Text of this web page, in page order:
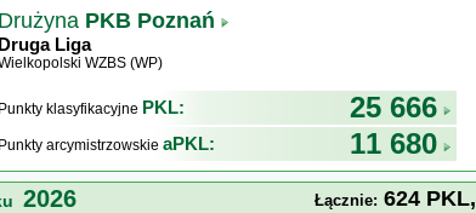
Drużyna PKB Poznań
Druga Liga
WZBS (WP)
Punkty klasyfikacyjne PKL: 25 666
Punkty arcymistrzowskie aPKL: 11 680
2026 Łącznie: 624 PKL,